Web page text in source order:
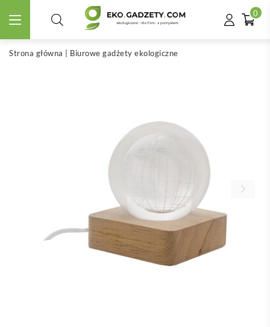
0
Strona główna Biurowe gadżety ekologiczne